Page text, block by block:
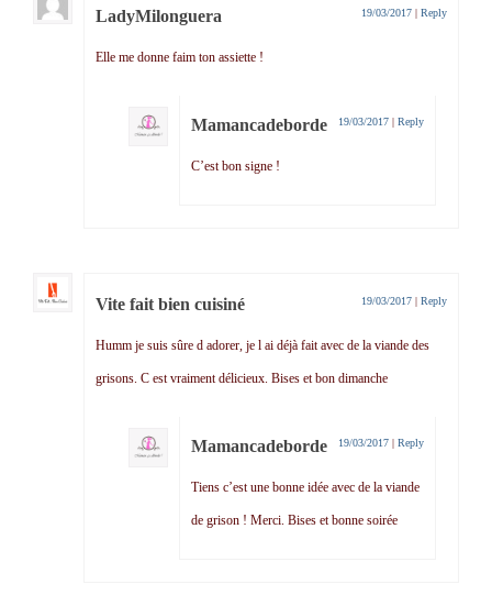
LadyMilonguera 19/03/2017 Reply
Elle me donne faim ton assiette !
Mamancadeborde 19/03/2017 Reply
C’est bon signe !
Vite fait bien cuisiné 19/03/2017 Reply
Humm je suis sûre d adorer, je l ai déjà fait avec de la viande des
grisons. C est vraiment délicieux. Bises et bon dimanche
Mamancadeborde 19/03/2017 Reply
Tiens c’est une bonne idée avec de la viande
de grison ! Merci. Bises et bonne soirée